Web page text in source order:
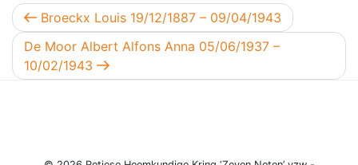
Berichtnavigatie
Vorig bericht
Broeckx Louis 19/12/1887 – 09/04/1943
Volgend bericht
De Moor Albert Alfons Anna 05/06/1937 –
10/02/1943